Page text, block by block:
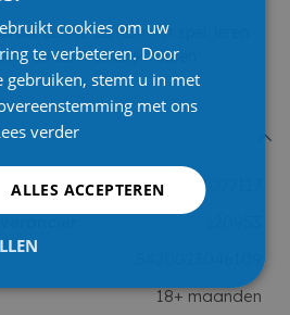
Leonie combineert spel, leren
en aantrekkelijk houten
1077117
18+ maanden
cookies om uw
te verbeteren. Door
gebruiken, stemt u in met
met ons
verder
ALLES ACCEPTEREN